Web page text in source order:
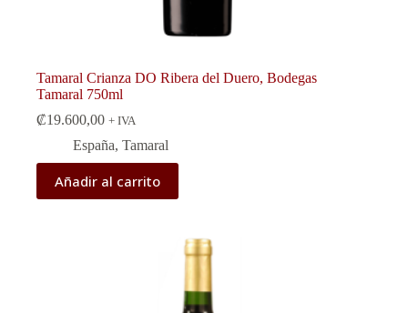
Tamaral Crianza DO Ribera del Duero, Bodegas
Tamaral 750ml
₡19.600,00 + IVA
España, Tamaral
Añadir al carrito